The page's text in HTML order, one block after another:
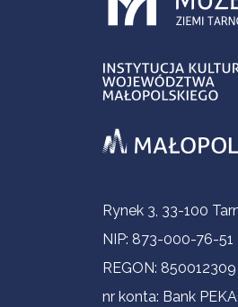
Informacje
Rynek 3, 33-100
NIP: 873-000-76-51
REGON: 850012309
nr konta: Bank